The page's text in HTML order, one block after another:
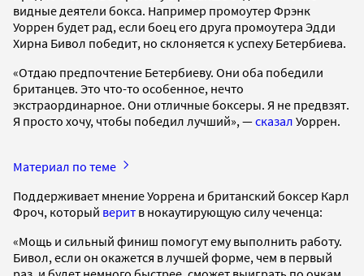
видные деятели бокса. Например промоутер Фрэнк
Уоррен будет рад, если боец его друга промоутера Эдди
Хирна Бивол победит, но склоняется к успеху Бетербиева.
«Отдаю предпочтение Бетербиеву. Они оба победили
британцев. Это что-то особенное, нечто
экстраординарное. Они отличные боксеры. Я не предвзят.
Я просто хочу, чтобы победил лучший», —сказал Уоррен.
Материал по теме
Поддерживает мнение Уоррена и британский боксер Карл
Фроч, который верит в нокаутирующую силу чеченца:
«Мощь и сильный финиш помогут ему выполнить работу.
Бивол, если он окажется в лучшей форме, чем в первый